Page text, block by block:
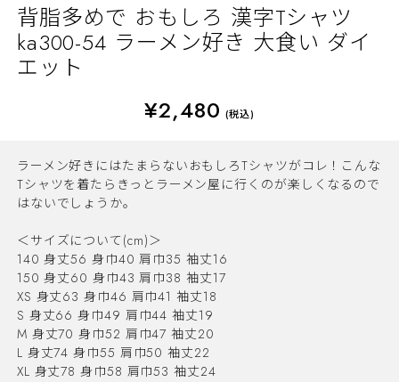
背脂多めで おもしろ 漢字Tシャツ
ka300-54 ラーメン好き 大食い ダイ
エット
¥2,480 (税込)
ラーメン好きにはたまらないおもしろTシャツがコレ！こんな
Tシャツを着たらきっとラーメン屋に行くのが楽しくなるので
はないでしょうか。
＜サイズについて(cm)＞
140 身丈56 身巾40 肩巾35 袖丈16
150 身丈60 身巾43 肩巾38 袖丈17
XS 身丈63 身巾46 肩巾41 袖丈18
S 身丈66 身巾49 肩巾44 袖丈19
M 身丈70 身巾52 肩巾47 袖丈20
L 身丈74 身巾55 肩巾50 袖丈22
XL 身丈78 身巾58 肩巾53 袖丈24